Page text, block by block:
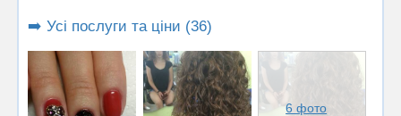
➡️ Усі послуги та ціни (36)
6 фото